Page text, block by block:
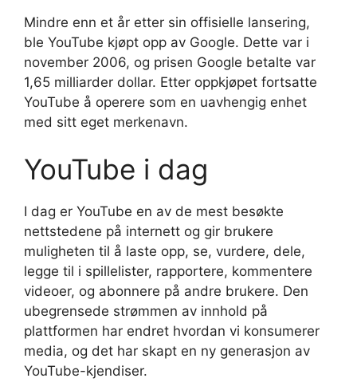
Mindre enn et år etter sin offisielle lansering,
ble YouTube kjøpt opp av Google. Dette var i
november 2006, og prisen Google betalte var
1,65 milliarder dollar. Etter oppkjøpet fortsatte
YouTube å operere som en uavhengig enhet
med sitt eget merkenavn.
YouTube i dag
I dag er YouTube en av de mest besøkte
nettstedene på internett og gir brukere
muligheten til å laste opp, se, vurdere, dele,
legge til i spillelister, rapportere, kommentere
videoer, og abonnere på andre brukere. Den
ubegrensede strømmen av innhold på
plattformen har endret hvordan vi konsumerer
media, og det har skapt en ny generasjon av
YouTube-kjendiser.